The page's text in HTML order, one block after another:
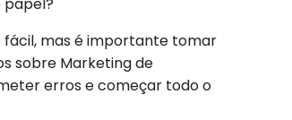
papel?
fácil, mas é importante tomar
sobre Marketing de
erros e começar todo o